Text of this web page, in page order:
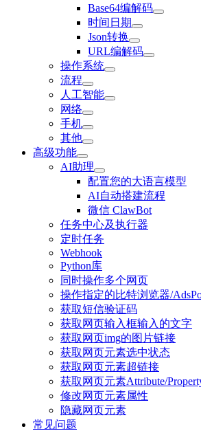
Base64编解码
时间日期
Json转换
URL编解码
操作系统
流程
人工智能
网络
手机
其他
高级功能
AI助理
配置您的大语言模型
AI自动搭建流程
微信 ClawBot
任务中心及执行器
定时任务
Webhook
Python库
同时操作多个网页
操作指定的比特浏览器/
获取短信验证码
获取网页输入框输入的文字
获取网页img的图片链接
获取网页元素选中状态
获取网页元素超链接
获取网页元素Attribute/
修改网页元素属性
隐藏网页元素
常见问题